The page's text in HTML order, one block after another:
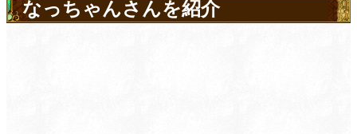
なっちゃんさんを紹介